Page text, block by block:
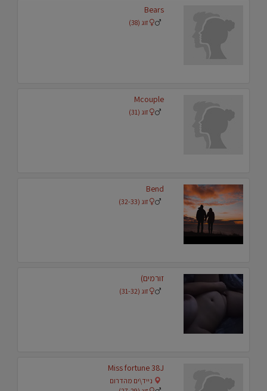
Bears
זוג (38)
Mcouple
זוג (31)
Bend
זוג (32-33)
זורמים)
זוג (31-32)
Miss fortune 38J
נייד\ים מהדרום